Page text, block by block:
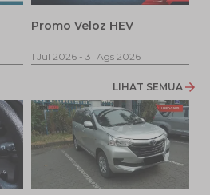
Promo Veloz HEV
1 Jul 2026 - 31 Ags 2026
LIHAT SEMUA